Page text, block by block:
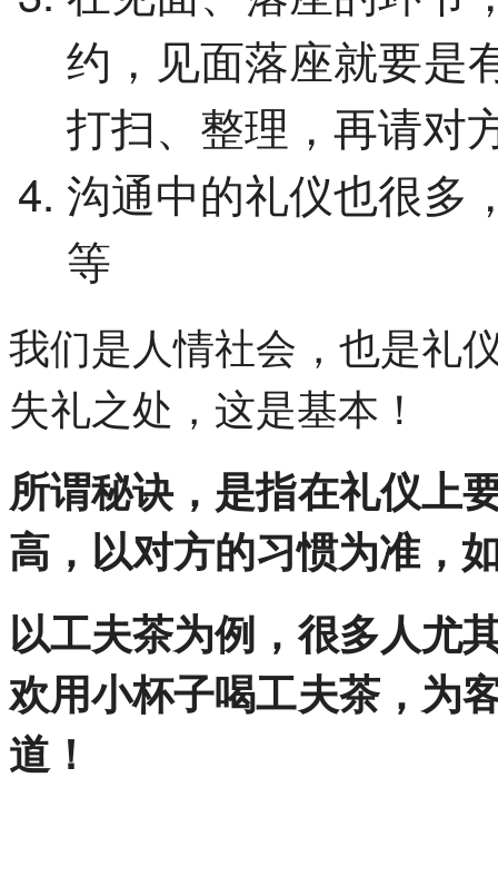
约，见面落座就要是
打扫、整理，再请对
沟通中的礼仪也很多
等
我们是人情社会，也是礼
失礼之处，这是基本！
所谓秘诀，是指在礼仪上
高，以对方的习惯为准，
以工夫茶为例，很多人尤
欢用小杯子喝工夫茶，为
道！